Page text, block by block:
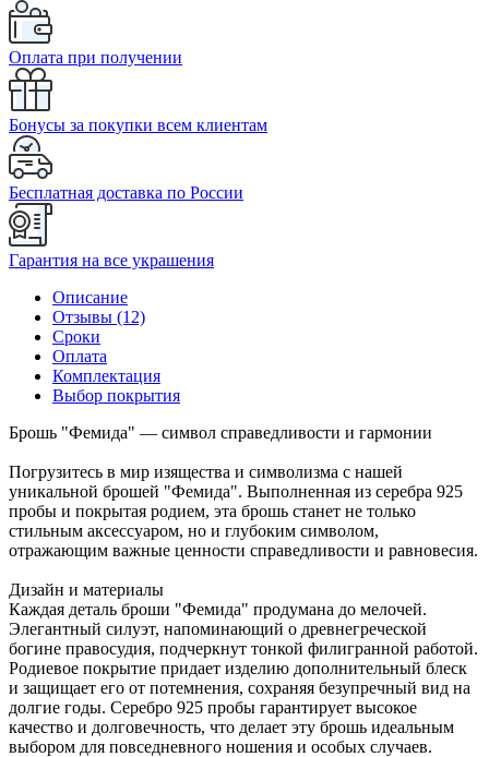
Оплата при получении
Бонусы за покупки всем клиентам
Бесплатная доставка по России
Гарантия на все украшения
Описание
Отзывы (12)
Сроки
Оплата
Комплектация
Выбор покрытия
Брошь "Фемида" — символ справедливости и гармонии
Погрузитесь в мир изящества и символизма с нашей
уникальной брошей "Фемида". Выполненная из серебра 925
пробы и покрытая родием, эта брошь станет не только
стильным аксессуаром, но и глубоким символом,
отражающим важные ценности справедливости и равновесия.
Дизайн и материалы
Каждая деталь броши "Фемида" продумана до мелочей.
Элегантный силуэт, напоминающий о древнегреческой
богине правосудия, подчеркнут тонкой филигранной работой.
Родиевое покрытие придает изделию дополнительный блеск
и защищает его от потемнения, сохраняя безупречный вид на
долгие годы. Серебро 925 пробы гарантирует высокое
качество и долговечность, что делает эту брошь идеальным
выбором для повседневного ношения и особых случаев.